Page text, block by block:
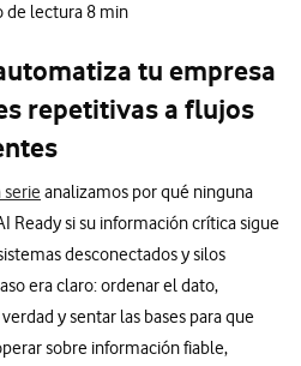
de lectura 8 min
tu empresa
repetitivas a flujos
analizamos por qué ninguna
Ready si su información crítica sigue
desconectados y silos
era claro: ordenar el dato,
y sentar las bases para que
sobre información fiable,